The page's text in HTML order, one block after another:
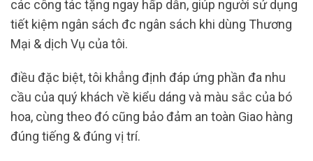
các công tác tặng ngay hấp dẫn, giúp người sử dụng
tiết kiệm ngân sách đc ngân sách khi dùng Thương
Mại & dịch Vụ của tôi.
điều đặc biệt, tôi khẳng định đáp ứng phần đa nhu
cầu của quý khách về kiểu dáng và màu sắc của bó
hoa, cùng theo đó cũng bảo đảm an toàn Giao hàng
đúng tiếng & đúng vị trí.